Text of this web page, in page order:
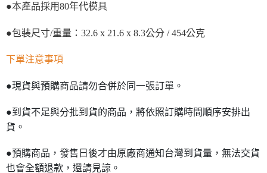
●本產品採用80年代模具
●包裝尺寸/重量：32.6 x 21.6 x 8.3公分 / 454公克
下單注意事項
●現貨與預購商品請勿合併於同一張訂單。
●到貨不足與分批到貨的商品，將依照訂購時間順序安排出
貨。
●預購商品，發售日後才由原廠商通知台灣到貨量，無法交貨
也會全額退款，還請見諒。